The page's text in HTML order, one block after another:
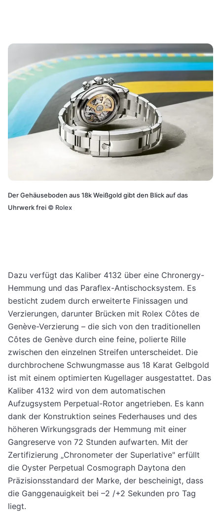
Der Gehäuseboden aus 18k Weißgold gibt den Blick auf das
Uhrwerk frei © Rolex
Dazu verfügt das Kaliber 4132 über eine Chronergy-
Hemmung und das Paraflex-Antischocksystem. Es
besticht zudem durch erweiterte Finissagen und
Verzierungen, darunter Brücken mit Rolex Côtes de
Genève-Verzierung – die sich von den traditionellen
Côtes de Genève durch eine feine, polierte Rille
zwischen den einzelnen Streifen unterscheidet. Die
durchbrochene Schwungmasse aus 18 Karat Gelbgold
ist mit einem optimierten Kugellager ausgestattet. Das
Kaliber 4132 wird von dem automatischen
Aufzugsystem Perpetual-Rotor angetrieben. Es kann
dank der Konstruktion seines Federhauses und des
höheren Wirkungsgrads der Hemmung mit einer
Gangreserve von 72 Stunden aufwarten. Mit der
Zertifizierung „Chronometer der Superlative" erfüllt
die Oyster Perpetual Cosmograph Daytona den
Präzisionsstandard der Marke, der bescheinigt, dass
die Ganggenauigkeit bei –2 /+2 Sekunden pro Tag
liegt.